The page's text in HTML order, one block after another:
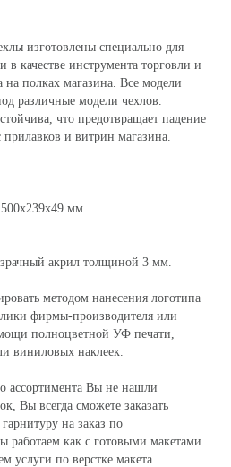
изготовлены специально для
качестве инструмента торговли и
на полках магазина. Все модели
различные модели чехлов.
что предотвращает падение
прилавков и витрин магазина.
мм
акрил толщиной 3 мм.
методом нанесения логотипа
фирмы-производителя или
полноцветной УФ печати,
виниловых наклеек.
ассортимента Вы не нашли
Вы всегда сможете заказать
на заказ по
работаем как с готовыми макетами
услуги по верстке макета.